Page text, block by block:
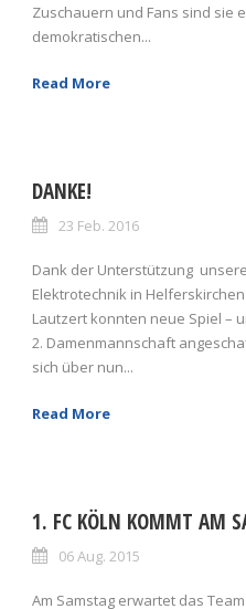
Zuschauern und Fans sind sie
demokratischen...
Read More
DANKE!
23 Feb. 2016
Dank der Unterstützung
Elektrotechnik in
Lautzert konnten neue Spiel –
2. Damenmannschaft
sich über nun...
Read More
1. FC KÖLN KOMMT AM
06 Aug. 2015
Am Samstag erwartet das